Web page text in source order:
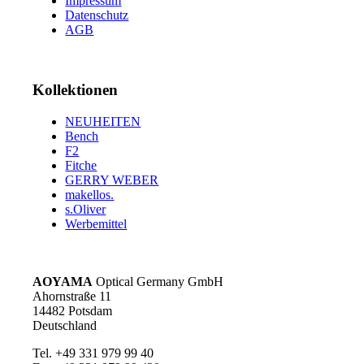
Datenschutz
AGB
Kollektionen
NEUHEITEN
Bench
F2
Fitche
GERRY WEBER
makellos.
s.Oliver
Werbemittel
AOYAMA Optical Germany GmbH
Ahornstraße 11
14482 Potsdam
Deutschland
Tel. +49 331 979 99 40